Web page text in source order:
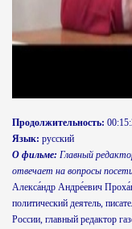
Продолжительность:
Язык: русский
О фильме: Главный
отвечает на вопросы
Алекса́ндр Андре́евич
политический деятель,
России, главный редактор